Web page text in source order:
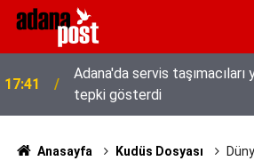
17:41
Adana'da servis taşımacıları
tepki gösterdi
Anasayfa Kudüs Dosyası